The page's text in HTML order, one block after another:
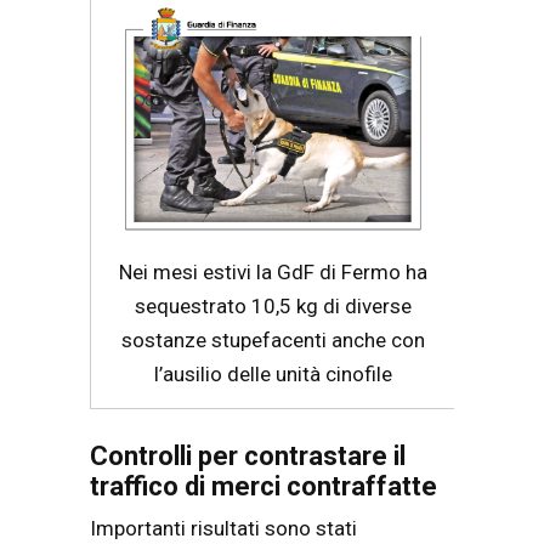
Nei mesi estivi la GdF di Fermo ha
sequestrato 10,5 kg di diverse
sostanze stupefacenti anche con
l’ausilio delle unità cinofile
Controlli per contrastare il
traffico di merci contraffatte
Importanti risultati sono stati